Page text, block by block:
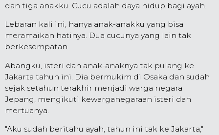
dan tiga anakku. Cucu adalah daya hidup bagi ayah.
Lebaran kali ini, hanya anak-anakku yang bisa
meramaikan hatinya. Dua cucunya yang lain tak
berkesempatan.
Abangku, isteri dan anak-anaknya tak pulang ke
Jakarta tahun ini. Dia bermukim di Osaka dan sudah
sejak setahun terakhir menjadi warga negara
Jepang, mengikuti kewarganegaraan isteri dan
mertuanya.
"Aku sudah beritahu ayah, tahun ini tak ke Jakarta,"